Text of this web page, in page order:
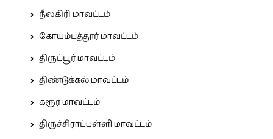
நீலகிரி மாவட்டம்
கோயம்புத்தூர் மாவட்டம்
திருப்பூர் மாவட்டம்
திண்டுக்கல் மாவட்டம்
கரூர் மாவட்டம்
திருச்சிராப்பள்ளி மாவட்டம்